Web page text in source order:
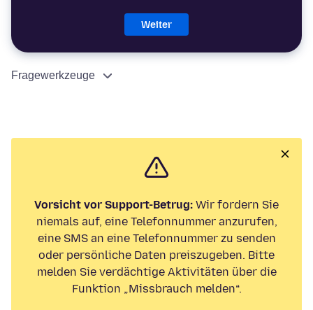
Weiter
Fragewerkzeuge
Vorsicht vor Support-Betrug: Wir fordern Sie
niemals auf, eine Telefonnummer anzurufen,
eine SMS an eine Telefonnummer zu senden
oder persönliche Daten preiszugeben. Bitte
melden Sie verdächtige Aktivitäten über die
Funktion „Missbrauch melden“.